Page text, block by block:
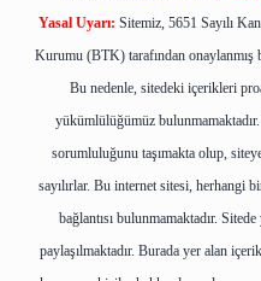
Yasal Uyarı: Sitemiz, 5651 Sayılı
Kurumu (BTK) tarafından onaylanmış
Bu nedenle, sitedeki içerikleri
yükümlülüğümüz
sorumluluğunu taşımakta olup,
sayılırlar. Bu internet sitesi, herhangi
bağlantısı bulunmamaktadır.
paylaşılmaktadır. Burada yer alan